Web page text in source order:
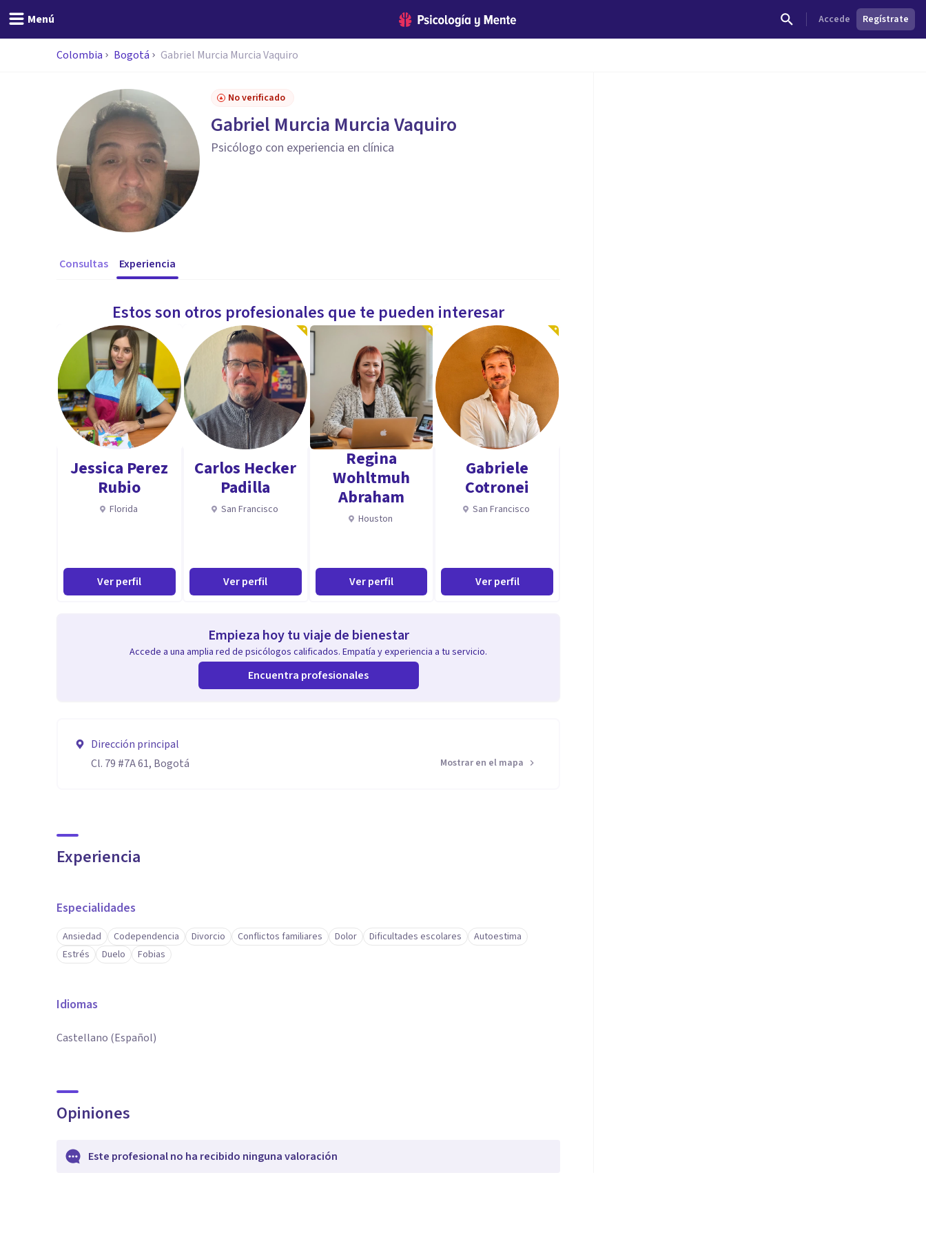
Menú Accede Regístrate
Colombia Bogotá Gabriel Murcia Murcia Vaquiro
No verificado
Gabriel Murcia Murcia Vaquiro
Psicólogo con experiencia en clínica
Consultas Experiencia
Estos son otros profesionales que te pueden interesar
Jessica Perez
Rubio
Florida
Ver perfil
Carlos Hecker
Padilla
San Francisco
Ver perfil
Regina
Wohltmuh
Abraham
Houston
Ver perfil
Gabriele
Cotronei
San Francisco
Ver perfil
Empieza hoy tu viaje de bienestar
Accede a una amplia red de psicólogos calificados. Empatía y experiencia a tu servicio.
Encuentra profesionales
Dirección principal
Cl. 79 #7A 61, Bogotá
Mostrar en el mapa
Experiencia
Especialidades
Ansiedad Codependencia Divorcio Conflictos familiares Dolor Dificultades escolares
Autoestima
Estrés
Duelo Fobias
Idiomas
Castellano (Español)
Opiniones
Este profesional no ha recibido ninguna valoración